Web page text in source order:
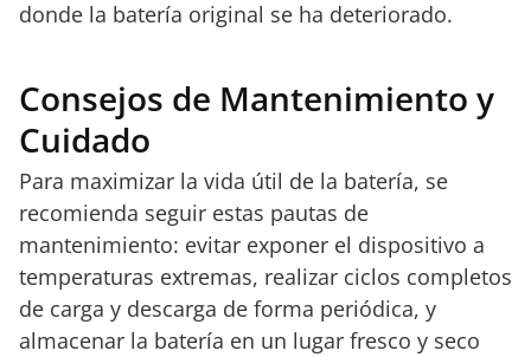
donde la batería original se ha deteriorado.
Consejos de Mantenimiento y
Cuidado
Para maximizar la vida útil de la batería, se
recomienda seguir estas pautas de
mantenimiento: evitar exponer el dispositivo a
temperaturas extremas, realizar ciclos completos
de carga y descarga de forma periódica, y
almacenar la batería en un lugar fresco y seco